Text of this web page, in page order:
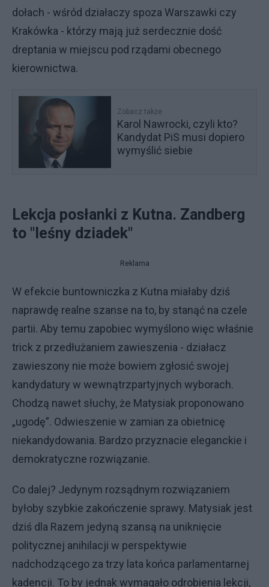
dołach - wśród działaczy spoza Warszawki czy
Krakówka - którzy mają już serdecznie dość
dreptania w miejscu pod rządami obecnego
kierownictwa.
Zobacz także
Karol Nawrocki, czyli kto?
Kandydat PiS musi dopiero
wymyślić siebie
Lekcja posłanki z Kutna. Zandberg
to "leśny dziadek"
Reklama
W efekcie buntowniczka z Kutna miałaby dziś
naprawdę realne szanse na to, by stanąć na czele
partii. Aby temu zapobiec wymyślono więc właśnie
trick z przedłużaniem zawieszenia - działacz
zawieszony nie może bowiem zgłosić swojej
kandydatury w wewnątrzpartyjnych wyborach.
Chodzą nawet słuchy, że Matysiak proponowano
„ugodę”. Odwieszenie w zamian za obietnicę
niekandydowania. Bardzo przyznacie eleganckie i
demokratyczne rozwiązanie.
Co dalej? Jedynym rozsądnym rozwiązaniem
byłoby szybkie zakończenie sprawy. Matysiak jest
dziś dla Razem jedyną szansą na uniknięcie
politycznej anihilacji w perspektywie
nadchodzącego za trzy lata końca parlamentarnej
kadencji. To by jednak wymagało odrobienia lekcji,